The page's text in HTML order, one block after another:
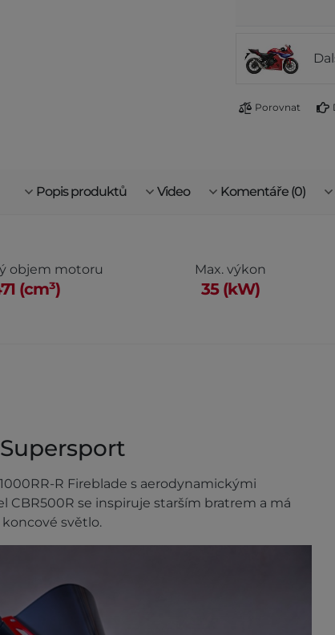
Porovnat
Popis produktů Video Komentáře (0)
objem motoru
(cm³)
Max. výkon
35 (kW)
R Fireblade s aerodynamickými
CBR500R se inspiruje starším bratrem a má
světlo.